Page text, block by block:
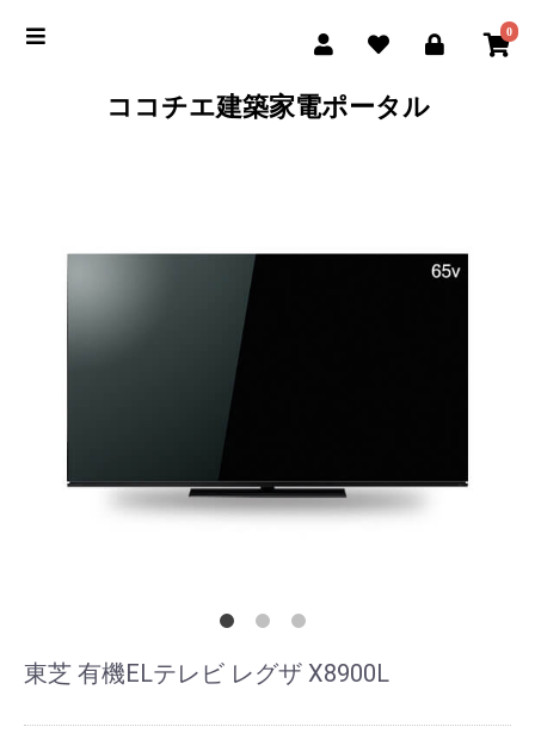
0
ココチエ建築家電ポータル
東芝 有機ELテレビ レグザ X8900L